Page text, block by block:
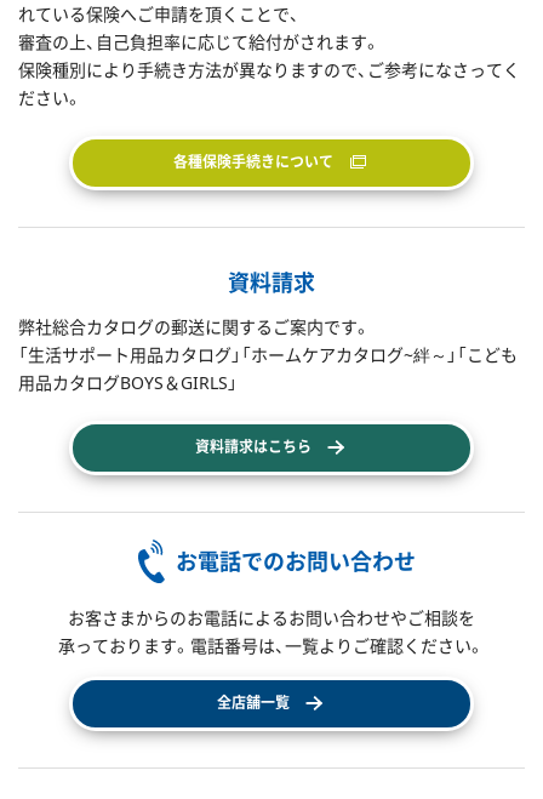
れている保険へご申請を頂くことで、
審査の上、自己負担率に応じて給付がされます。
保険種別により手続き方法が異なりますので、ご参考になさってく
ださい。
各種保険手続きについて
資料請求
弊社総合カタログの郵送に関するご案内です。
「生活サポート用品カタログ」「ホームケアカタログ~絆～」「こども
用品カタログBOYS＆GIRLS」
資料請求はこちら
お電話でのお問い合わせ
お客さまからのお電話によるお問い合わせやご相談を
承っております。電話番号は、一覧よりご確認ください。
全店舗一覧